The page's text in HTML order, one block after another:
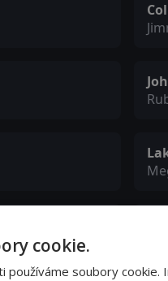
cookie.
používáme soubory cookie.